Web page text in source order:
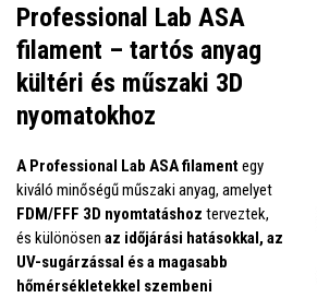
Professional Lab ASA
filament – tartós anyag
kültéri és műszaki 3D
nyomatokhoz
A Professional Lab ASA filamentegy
kiváló minőségű műszaki anyag, amelyet
FDM/FFF 3D nyomtatáshoz terveztek,
és különösen az időjárási hatásokkal, az
UV-sugárzással és a magasabb
hőmérsékletekkel szembeni